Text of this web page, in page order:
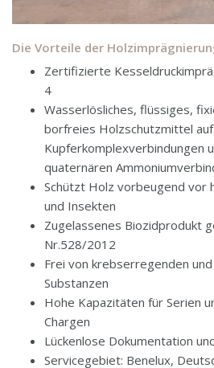
Die Vorteile der
Zertifizierte
4
Wasserlösliches, flüssiges,
borfreies Holzschutzmittel
Kupferkomplexverbindungen
quaternären
Schützt Holz vorbeugend vor
und Insekten
Zugelassenes Biozidprodukt
Nr.528/2012
Frei von krebserregenden
Substanzen
Hohe Kapazitäten für Serien
Chargen
Lückenlose Dokumentation
Servicegebiet: Benelux,